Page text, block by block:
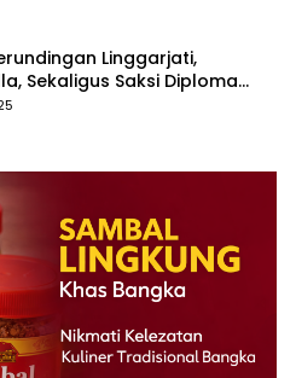
Linggarjati,
Sekaligus Saksi Diplomasi
Arah Bangsa